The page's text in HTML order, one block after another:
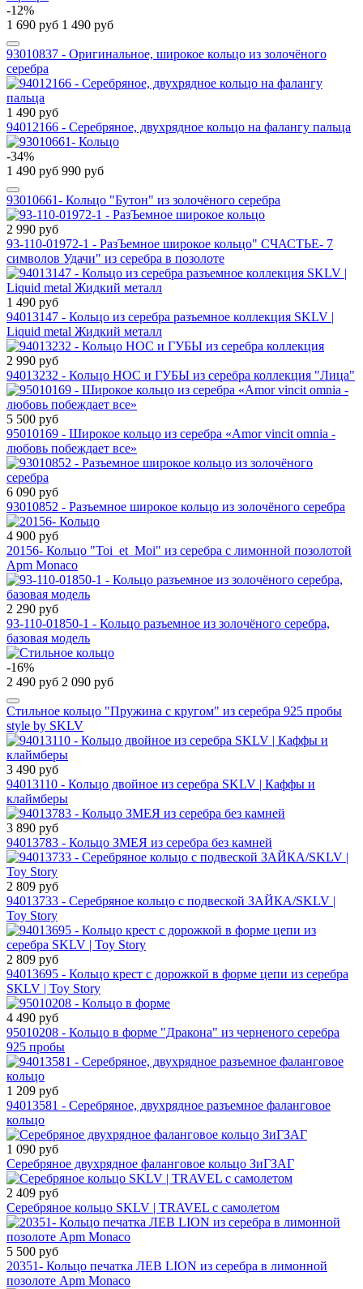
-12%
1 690 руб 1 490 руб
93010837 - Оригинальное, широкое кольцо из золочёного
серебра
1 490 руб
94012166 - Серебряное, двухрядное кольцо на фалангу пальца
-34%
1 490 руб 990 руб
93010661- Кольцо "Бутон" из золочёного серебра
2 990 руб
93-110-01972-1 - РазЪемное широкое кольцо" СЧАСТЬЕ- 7
символов Удачи" из серебра в позолоте
1 490 руб
94013147 - Кольцо из серебра разъемное коллекция SKLV |
Liquid metal Жидкий металл
2 990 руб
94013232 - Кольцо НОС и ГУБЫ из серебра коллекция "Лица"
5 500 руб
95010169 - Широкое кольцо из серебра «Amor vincit omnia -
любовь побеждает все»
6 090 руб
93010852 - Разъемное широкое кольцо из золочёного серебра
4 900 руб
20156- Кольцо "Toi_et_Moi" из серебра с лимонной позолотой
Apm Monaco
2 290 руб
93-110-01850-1 - Кольцо разъемное из золочёного серебра,
базовая модель
-16%
2 490 руб 2 090 руб
Стильное кольцо "Пружина с кругом" из серебра 925 пробы
style by SKLV
3 490 руб
94013110 - Кольцо двойное из серебра SKLV | Каффы и
клаймберы
3 890 руб
94013783 - Кольцо ЗМЕЯ из серебра без камней
2 809 руб
94013733 - Серебряное кольцо с подвеской ЗАЙКА/SKLV |
Toy Story
2 809 руб
94013695 - Кольцо крест с дорожкой в форме цепи из серебра
SKLV | Toy Story
4 490 руб
95010208 - Кольцо в форме "Дракона" из черненого серебра
925 пробы
1 209 руб
94013581 - Серебряное, двухрядное разъемное фаланговое
кольцо
1 090 руб
Серебряное двухрядное фаланговое кольцо ЗиГЗАГ
2 409 руб
Серебряное кольцо SKLV | TRAVEL с самолетом
5 500 руб
20351- Кольцо печатка ЛЕВ LION из серебра в лимонной
позолоте Apm Monaco